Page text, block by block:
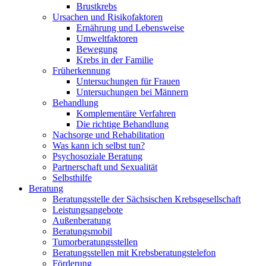
Brustkrebs
Ursachen und Risikofaktoren
Ernährung und Lebensweise
Umweltfaktoren
Bewegung
Krebs in der Familie
Früherkennung
Untersuchungen für Frauen
Untersuchungen bei Männern
Behandlung
Komplementäre Verfahren
Die richtige Behandlung
Nachsorge und Rehabilitation
Was kann ich selbst tun?
Psychosoziale Beratung
Partnerschaft und Sexualität
Selbsthilfe
Beratung
Beratungsstelle der Sächsischen Krebsgesellschaft
Leistungsangebote
Außenberatung
Beratungsmobil
Tumorberatungsstellen
Beratungsstellen mit Krebsberatungstelefon
Förderung